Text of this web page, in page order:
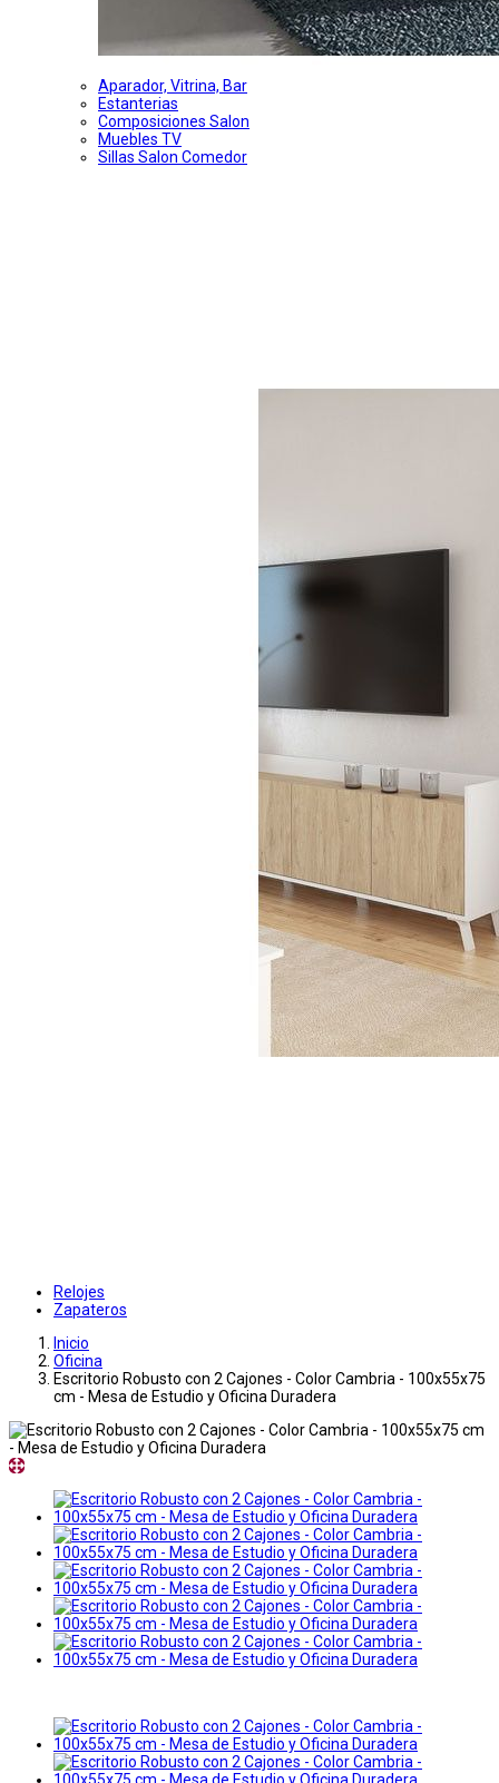
Aparador, Vitrina, Bar
Estanterias
Composiciones Salon
Muebles TV
Sillas Salon Comedor
Relojes
Zapateros
Inicio
Oficina
Escritorio Robusto con 2 Cajones - Color Cambria - 100x55x75
cm - Mesa de Estudio y Oficina Duradera